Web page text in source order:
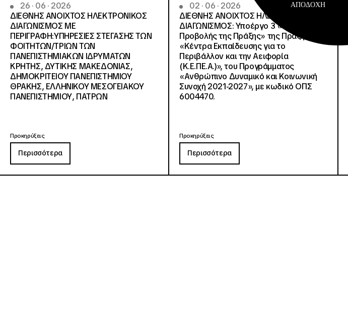
26 · 06 · 2026
ΔΙΕΘΝΗΣ ΑΝΟΙΧΤΟΣ ΗΛΕΚΤΡΟΝΙΚΟΣ
ΔΙΑΓΩΝΙΣΜΟΣ ΜΕ
ΠΕΡΙΓΡΑΦΗ:ΥΠΗΡΕΣΙΕΣ ΣΤΕΓΑΣΗΣ ΤΩΝ
ΦΟΙΤΗΤΩΝ/ΤΡΙΩΝ ΤΩΝ
ΠΑΝΕΠΙΣΤΗΜΙΑΚΩΝ ΙΔΡΥΜΑΤΩΝ
KΡΗΤΗΣ, ΔΥΤΙΚΗΣ ΜΑΚΕΔΟΝΙΑΣ,
ΔΗΜΟΚΡΙΤΕΙΟΥ ΠΑΝΕΠΙΣΤΗΜΙΟΥ
ΘΡΑΚΗΣ, ΕΛΛΗΝΙΚΟΥ ΜΕΣΟΓΕΙΑΚΟΥ
ΠΑΝΕΠΙΣΤΗΜΙΟΥ, ΠΑΤΡΩΝ
Προκηρύξεις
Περισσότερα
02 · 06 · 2026
ΔΙΕΘΝΗΣ ΑΝΟΙΧΤΟΣ ΗΛΕΚΤΡΟΝΙΚΟΣ
ΔΙΑΓΩΝΙΣΜΟΣ: Υποέργο 3 «Υλικό
Προβολής της Πράξης» της Πράξης
«Κέντρα Εκπαίδευσης για το
Περιβάλλον και την Αειφορία
(Κ.Ε.ΠΕ.Α.)», του Προγράμματος
«Ανθρώπινο Δυναμικό και Κοινωνική
Συνοχή 2021-2027», με κωδικό ΟΠΣ
6004470.
Προκηρύξεις
Περισσότερα
ΑΠΟΔΟΧΉ